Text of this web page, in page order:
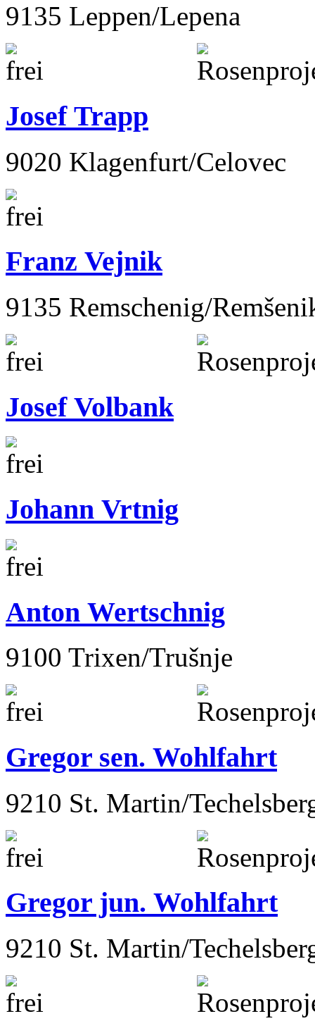
9135 Leppen/Lepena
Josef Trapp
9020 Klagenfurt/Celovec
Franz Vejnik
9135 Remschenig/
Josef Volbank
Johann Vrtnig
Anton Wertschnig
9100 Trixen/Trušnje
Gregor sen. Wohlfahrt
9210 St. Martin/
Gregor jun. Wohlfahrt
9210 St. Martin/